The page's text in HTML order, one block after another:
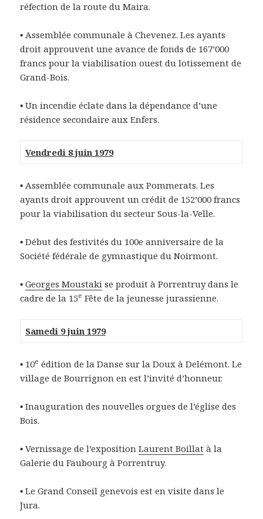
réfection de la route du Maira.
▪ Assemblée communale à Chevenez. Les ayants
droit approuvent une avance de fonds de 167’000
francs pour la viabilisation ouest du lotissement de
Grand-Bois.
▪ Un incendie éclate dans la dépendance d’une
résidence secondaire aux Enfers.
Vendredi 8 juin 1979
▪ Assemblée communale aux Pommerats. Les
ayants droit approuvent un crédit de 152’000 francs
pour la viabilisation du secteur Sous-la-Velle.
▪ Début des festivités du 100e anniversaire de la
Société fédérale de gymnastique du Noirmont.
▪Georges Moustaki se produit à Porrentruy dans le
cadre de la 15e Fête de la jeunesse jurassienne.
Samedi 9 juin 1979
▪ 10e édition de la Danse sur la Doux à Delémont. Le
village de Bourrignon en est l’invité d’honneur.
▪ Inauguration des nouvelles orgues de l’église des
Bois.
▪ Vernissage de l’expositionLaurent Boillat à la
Galerie du Faubourg à Porrentruy.
▪ Le Grand Conseil genevois est en visite dans le
Jura.